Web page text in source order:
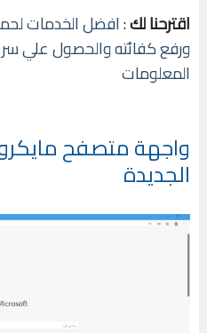
اقترحنا لك:
ورفع كفائته والحصول علي
المعلومات
واجهة متصفح
الجديدة